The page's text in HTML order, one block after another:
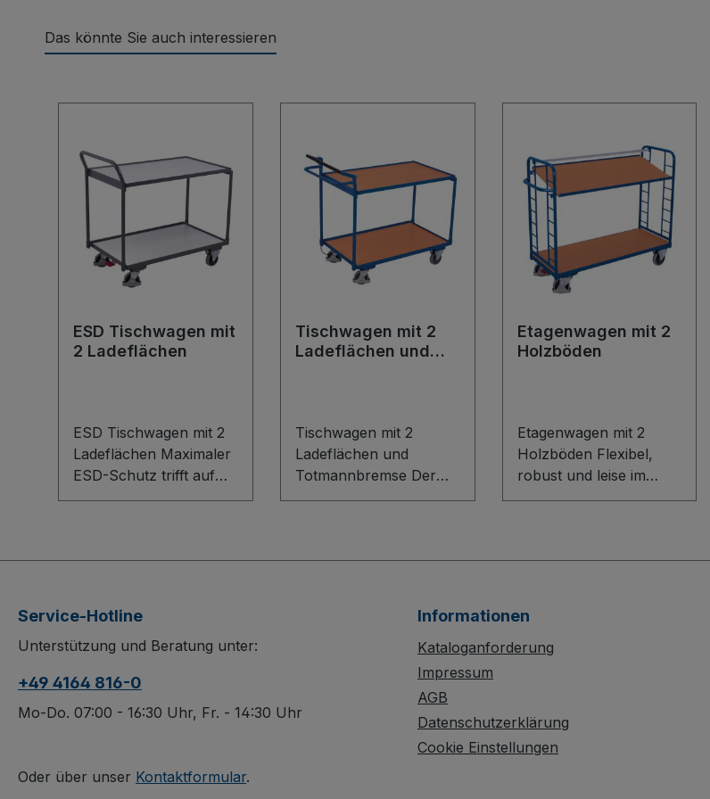
Das könnte Sie auch interessieren
ESD Tischwagen mit
2 Ladeflächen
ESD Tischwagen mit 2
Ladeflächen Maximaler
ESD-Schutz trifft auf
durchdachte
Ladeflächen im
leitfähiger Ausführung,
innovativer L-Profil-
lichtgrauen
Dekorspanplatten.
oberflächengeschützt,
Tischwagen mit 2
Ladeflächen und
Tischwagen mit 2
Ladeflächen und
Totmannbremse Der
Tischwagen mit 2
Sicherheit, Komfort und
Transporthelfer. Die
Bodenkonstruktion mit
innovativem L-Profil
und Totmannsteuerung
sorgt für kontrolliertes
Handling, während der
zusätzliche Griffbügel
Etagenwagen mit 2
Holzböden
Etagenwagen mit 2
Holzböden Flexibel,
robust und leise im
Einsatz: Der
durch sein Baukasten-
lassen sich im 120-mm-
Raster waagerecht oder
mm-Rand für sicheren
Transport. Der fest
Service-Hotline
Unterstützung und Beratung unter:
+49 4164 816-0
Mo-Do. 07:00 - 16:30 Uhr, Fr. - 14:30 Uhr
Oder über unser Kontaktformular.
Informationen
Kataloganforderung
Impressum
AGB
Datenschutzerklärung
Cookie Einstellungen